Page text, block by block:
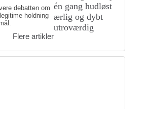
debatten om
holdning
Flere artikler